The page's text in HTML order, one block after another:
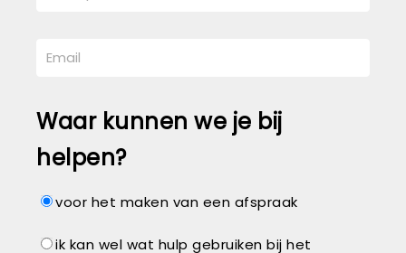
Waar kunnen we je bij
helpen?
voor het maken van een afspraak
ik kan wel wat hulp gebruiken bij het